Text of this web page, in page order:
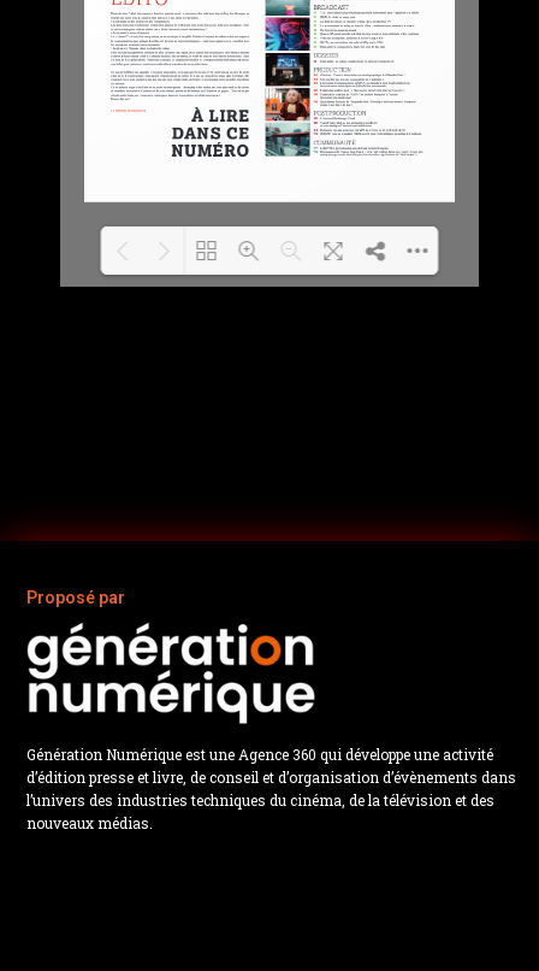
Proposé par
Génération Numérique est une Agence 360 qui développe une activité
d’édition presse et livre, de conseil et d’organisation d’évènements dans
l’univers des industries techniques du cinéma, de la télévision et des
nouveaux médias.